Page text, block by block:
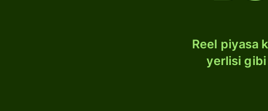
Reel piyasa
yerlisi gibi